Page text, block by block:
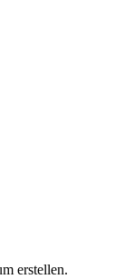
erstellen.